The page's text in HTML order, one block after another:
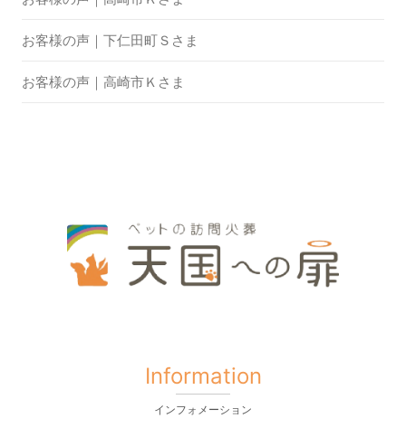
お客様の声｜下仁田町Ｓさま
お客様の声｜高崎市Ｋさま
Information
インフォメーション